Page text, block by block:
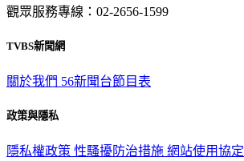
觀眾服務專線：02-2656-1599
TVBS新聞網
關於我們 56新聞台節目表
政策與隱私
隱私權政策 性騷擾防治措施 網站使用協定